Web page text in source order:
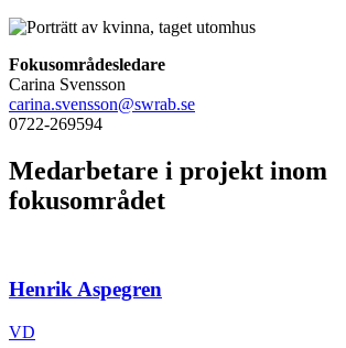
Fokusområdesledare
Carina Svensson
carina.svensson@swrab.se
0722-269594
Medarbetare i projekt inom
fokusområdet
Henrik Aspegren
VD